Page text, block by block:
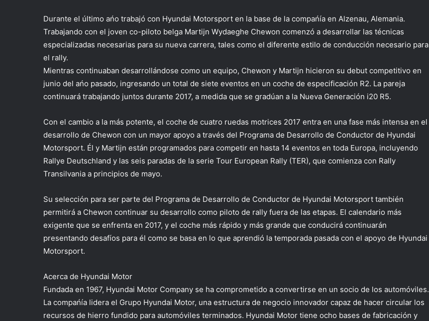
Durante el último ańo trabajó con Hyundai Motorsport en la base de la compańía en Alzenau, Alemania.
Trabajando con el joven co-piloto belga Martijn Wydaeghe Chewon comenzó a desarrollar las técnicas
especializadas necesarias para su nueva carrera, tales como el diferente estilo de conducción necesario para
el rally.
Mientras continuaban desarrollándose como un equipo, Chewon y Martijn hicieron su debut competitivo en
junio del ańo pasado, ingresando un total de siete eventos en un coche de especificación R2. La pareja
continuará trabajando juntos durante 2017, a medida que se gradúan a la Nueva Generación i20 R5.
Con el cambio a la más potente, el coche de cuatro ruedas motrices 2017 entra en una fase más intensa en el
desarrollo de Chewon con un mayor apoyo a través del Programa de Desarrollo de Conductor de Hyundai
Motorsport. Él y Martijn están programados para competir en hasta 14 eventos en toda Europa, incluyendo
Rallye Deutschland y las seis paradas de la serie Tour European Rally (TER), que comienza con Rally
Transilvania a principios de mayo.
Su selección para ser parte del Programa de Desarrollo de Conductor de Hyundai Motorsport también
permitirá a Chewon continuar su desarrollo como piloto de rally fuera de las etapas. El calendario más
exigente que se enfrenta en 2017, y el coche más rápido y más grande que conducirá continuarán
presentando desafíos para él como se basa en lo que aprendió la temporada pasada con el apoyo de Hyundai
Motorsport.
Acerca de Hyundai Motor
Fundada en 1967, Hyundai Motor Company se ha comprometido a convertirse en un socio de los automóviles.
La compańía lidera el Grupo Hyundai Motor, una estructura de negocio innovador capaz de hacer circular los
recursos de hierro fundido para automóviles terminados. Hyundai Motor tiene ocho bases de fabricación y